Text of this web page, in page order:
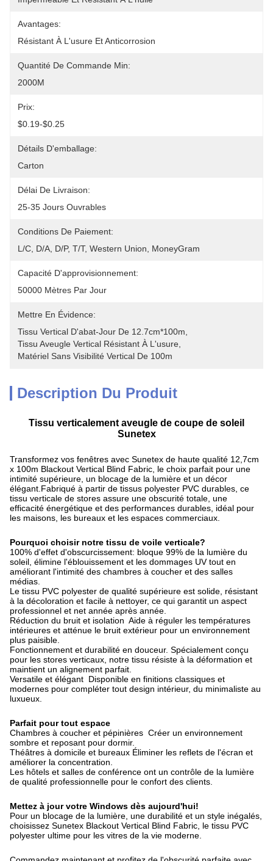
Avantages:
Résistant À L'usure Et Anticorrosion
Quantité De Commande Min:
2000M
Prix:
$0.19-$0.25
Détails D'emballage:
Carton
Délai De Livraison:
25-35 Jours Ouvrables
Conditions De Paiement:
L/C, D/A, D/P, T/T, Western Union, MoneyGram
Capacité D'approvisionnement:
50000 Mètres Par Jour
Mettre En Évidence:
Tissu Vertical D'abat-Jour De 12.7cm*100m
Tissu Aveugle Vertical Résistant À L'usure
Matériel Sans Visibilité Vertical De 100m
Description Du Produit
Tissu verticalement aveugle de coupe de soleil
Sunetex
Transformez vos fenêtres avec Sunetex de haute qualité 12,7cm
x 100m Blackout Vertical Blind Fabric, le choix parfait pour une
intimité supérieure, un blocage de la lumière et un décor
élégant.Fabriqué à partir de tissus polyester PVC durables, ce
tissu verticale de stores assure une obscurité totale, une
efficacité énergétique et des performances durables, idéal pour
les maisons, les bureaux et les espaces commerciaux.
Pourquoi choisir notre tissu de voile verticale?
100% d'effet d'obscurcissement: bloque 99% de la lumière du
soleil, élimine l'éblouissement et les dommages UV tout en
améliorant l'intimité des chambres à coucher et des salles
médias.
Le tissu PVC polyester de qualité supérieure est solide, résistant
à la décoloration et facile à nettoyer, ce qui garantit un aspect
professionnel et net année après année.
Réduction du bruit et isolation ️ Aide à réguler les températures
intérieures et atténue le bruit extérieur pour un environnement
plus paisible.
Fonctionnement et durabilité en douceur. Spécialement conçu
pour les stores verticaux, notre tissu résiste à la déformation et
maintient un alignement parfait.
Versatile et élégant ️ Disponible en finitions classiques et
modernes pour compléter tout design intérieur, du minimaliste au
luxueux.
Parfait pour tout espace
Chambres à coucher et pépinières ️ Créer un environnement
sombre et reposant pour dormir.
Théâtres à domicile et bureaux Éliminer les reflets de l'écran et
améliorer la concentration.
Les hôtels et salles de conférence ont un contrôle de la lumière
de qualité professionnelle pour le confort des clients.
Mettez à jour votre Windows dès aujourd'hui!
Pour un blocage de la lumière, une durabilité et un style inégalés,
choisissez Sunetex Blackout Vertical Blind Fabric, le tissu PVC
polyester ultime pour les vitres de la vie moderne.